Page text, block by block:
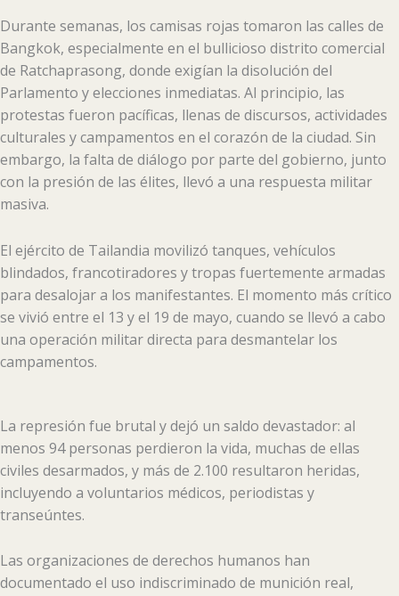
Durante semanas, los camisas rojas tomaron las calles de
Bangkok, especialmente en el bullicioso distrito comercial
de Ratchaprasong, donde exigían la disolución del
Parlamento y elecciones inmediatas. Al principio, las
protestas fueron pacíficas, llenas de discursos, actividades
culturales y campamentos en el corazón de la ciudad. Sin
embargo, la falta de diálogo por parte del gobierno, junto
con la presión de las élites, llevó a una respuesta militar
masiva.
El ejército de Tailandia movilizó tanques, vehículos
blindados, francotiradores y tropas fuertemente armadas
para desalojar a los manifestantes. El momento más crítico
se vivió entre el 13 y el 19 de mayo, cuando se llevó a cabo
una operación militar directa para desmantelar los
campamentos.
La represión fue brutal y dejó un saldo devastador: al
menos 94 personas perdieron la vida, muchas de ellas
civiles desarmados, y más de 2.100 resultaron heridas,
incluyendo a voluntarios médicos, periodistas y
transeúntes.
Las organizaciones de derechos humanos han
documentado el uso indiscriminado de munición real,